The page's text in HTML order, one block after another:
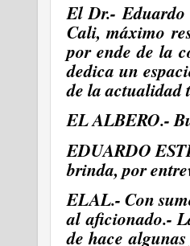
El Dr.- Eduardo
Cali, máximo
por ende de la
dedica un
de la actualidad
EL ALBERO.-
EDUARDO
brinda, por
ELAL.- Con
al aficionado.-
de hace